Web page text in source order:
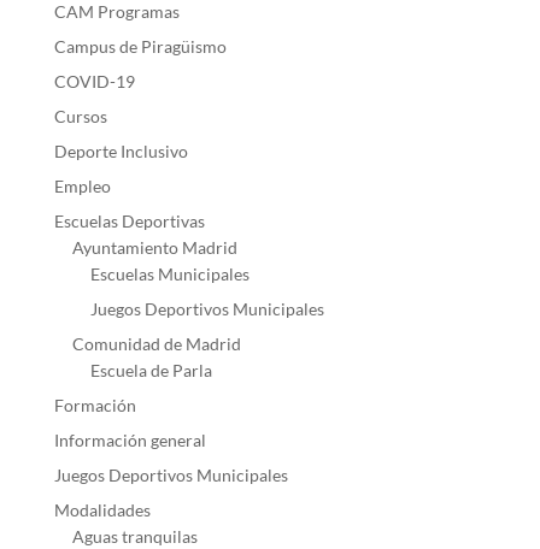
CAM Programas
Campus de Piragüismo
COVID-19
Cursos
Deporte Inclusivo
Empleo
Escuelas Deportivas
Ayuntamiento Madrid
Escuelas Municipales
Juegos Deportivos Municipales
Comunidad de Madrid
Escuela de Parla
Formación
Información general
Juegos Deportivos Municipales
Modalidades
Aguas tranquilas